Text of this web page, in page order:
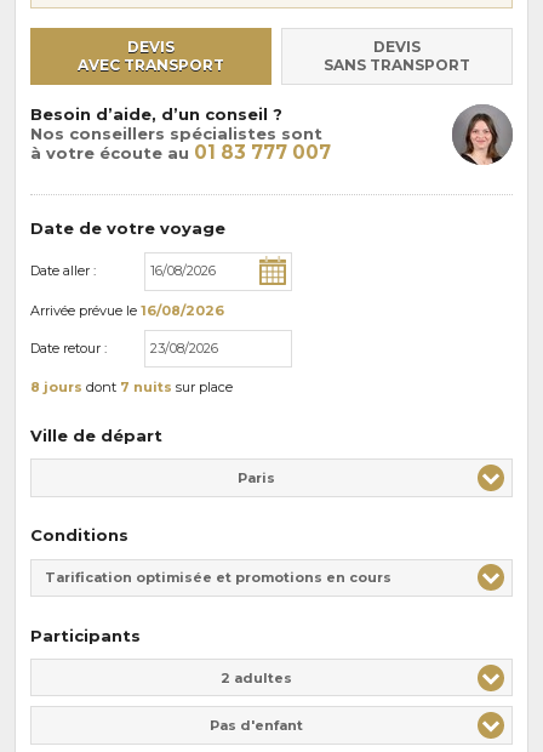
DEVIS
AVEC TRANSPORT
DEVIS
SANS TRANSPORT
Besoin d’aide, d’un conseil ?
Nos conseillers spécialistes sont
à votre écoute au 01 83 777 007
Date de votre voyage
Date aller :
Arrivée prévue le 16/08/2026
Date retour :
8 jours dont 7 nuits sur place
Ville de départ
Paris
Conditions
Tarification optimisée et promotions en cours
Participants
2 adultes
Pas d'enfant